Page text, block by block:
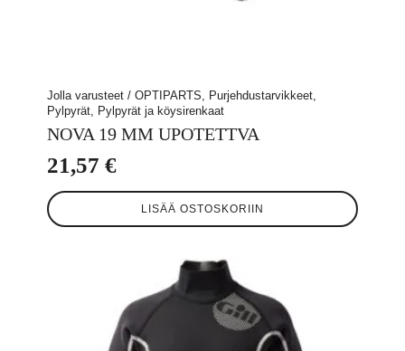
Jolla varusteet / OPTIPARTS, Purjehdustarvikkeet,
Pylpyrät, Pylpyrät ja köysirenkaat
NOVA 19 MM UPOTETTVA
21,57 €
LISÄÄ OSTOSKORIIN